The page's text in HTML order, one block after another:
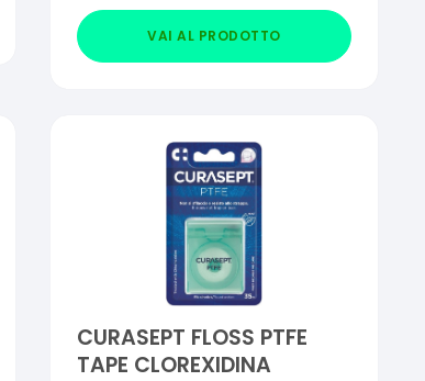
VAI AL PRODOTTO
CURASEPT FLOSS PTFE
TAPE CLOREXIDINA